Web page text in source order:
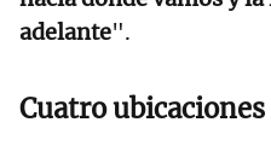
adelante".
Cuatro